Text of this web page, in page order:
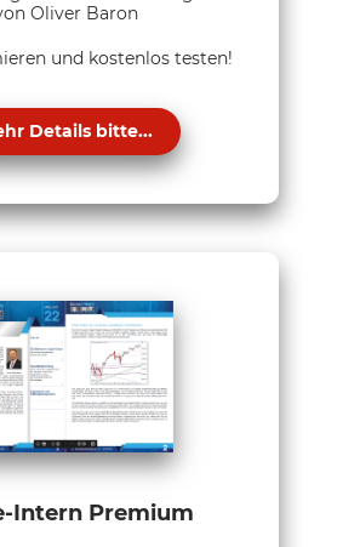
Oliver Baron
und kostenlos testen!
Details bitte...
Intern Premium